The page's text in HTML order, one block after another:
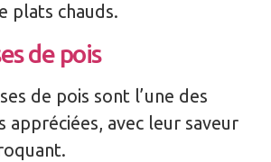
plats chauds.
de pois
de pois sont l’une des
appréciées, avec leur saveur